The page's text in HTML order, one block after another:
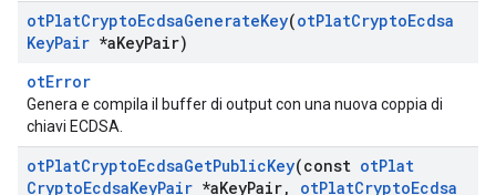
otPlatCryptoEcdsaGenerateKey(otPlatCryptoEcdsa
KeyPair *aKeyPair)
otError
Genera e compila il buffer di output con una nuova coppia di
chiavi ECDSA.
otPlatCryptoEcdsaGetPublicKey(const otPlat
CryptoEcdsaKeyPair *aKeyPair, otPlatCryptoEcdsa